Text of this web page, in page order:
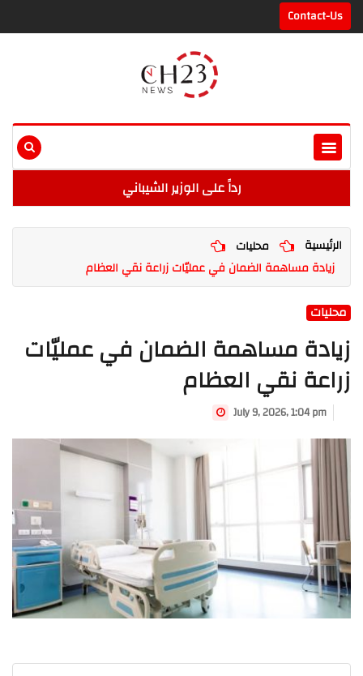
Contact-Us
رداً على الوزير الشيباني
الرئيسية
محليات
زيادة مساهمة الضمان في عمليّات زراعة نقي العظام
محليات
زيادة مساهمة الضمان في عمليّات
زراعة نقي العظام
July 9, 2026, 1:04 pm